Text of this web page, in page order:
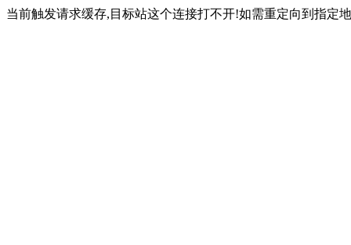
当前触发请求缓存,目标站这个连接打不开!如需重定向到指定